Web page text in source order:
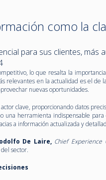
como la
para sus clientes, más
lo que resalta la
relevantes en la actualidad es el
nuevas oportunidades.
clave, proporcionando datos
una herramienta indispensable
a información actualizada y
De Laire, Chief Experience
sector.